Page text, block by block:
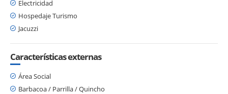
Electricidad
Hospedaje Turismo
Jacuzzi
Características externas
Área Social
Barbacoa / Parrilla / Quincho